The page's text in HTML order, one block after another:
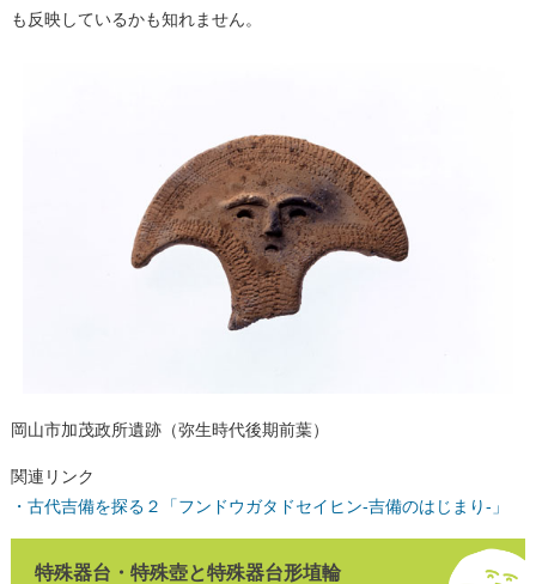
も反映しているかも知れません。
岡山市加茂政所遺跡（弥生時代後期前葉）
関連リンク
・古代吉備を探る２「フンドウガタドセイヒン-吉備のはじまり-」
特殊器台・特殊壺と特殊器台形埴輪